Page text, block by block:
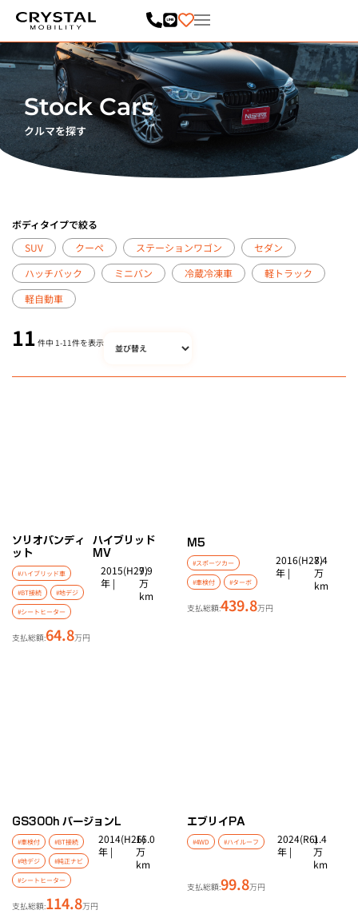
ッ
プ
Stock Cars
クルマを探す
ボディタイプで絞る
SUV
クーペ ステーションワゴン
セダン
ハッチバック
ミニバン 冷蔵冷凍車
軽トラック
軽自動車
11 件中 1-11件を表示
ソリオバンディ
ット
ハイブリッド
MV
#ハイブリッド車
#BT接続 #地デジ
#シートヒーター
2015(H27)
年 |
9.9
万
km
支払総額:64.8万円
M5
#スポーツカー
#車検付 #ターボ
2016(H28)
年 |
7.4
万
km
支払総額:439.8万円
GS300h バージョンL
#車検付 #BT接続
#地デジ #純正ナビ
#シートヒーター
2014(H26)
年 |
16.0
万
km
支払総額:114.8万円
エブリイ PA
#4WD #ハイルーフ
2024(R6)
年 |
1.4
万
km
支払総額:99.8万円